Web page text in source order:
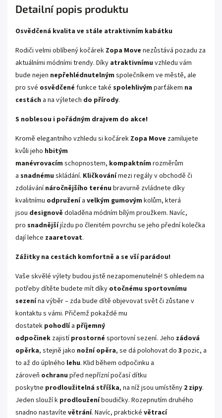
Detailní popis produktu
Osvědčená kvalita ve stále atraktivním kabátku
Rodiči velmi oblíbený kočárek Zopa Move nezůstává pozadu za
aktuálními módními trendy. Díky atraktivnímu vzhledu vám
bude nejen nepřehlédnutelným společníkem ve městě, ale
pro své osvědčené funkce také spolehlivým parťákem na
cestách a na výletech do přírody.
S noblesou i pořádným drajvem do akce!
Kromě elegantního vzhledu si kočárek Zopa Move zamilujete
kvůli jeho hbitým
manévrovacím schopnostem, kompaktním rozměrům
a snadnému skládání. Kličkovánímezi regály v obchodě či
zdolávání náročnějšího terénu bravurně zvládnete díky
kvalitnímu odpružení a velkým gumovým kolům, která
jsou designově doladěna módním bílým proužkem. Navíc,
pro snadnějšíjízdu po členitém povrchu se jeho přední kolečka
dají lehce zaaretovat.
Zážitky na cestách komfortně a se vší parádou!
Vaše skvělé výlety budou jistě nezapomenutelné! S ohledem na
potřeby dítěte budete mít díky otočnému sportovnímu
sezenína výběr – zda bude dítě objevovat svět či zůstane v
kontaktu s vámi. Přičemž pokaždé mu
dostatek pohodlí a příjemný
odpočinek zajistí prostorné sportovní sezení. Jeho zádová
opěrka, stejně jako nožní opěra, se dá polohovat do 3 pozic, a
to až do úplného lehu. Klid během odpočinku a
zároveň ochranu před nepřízní počasí dítku
poskytne prodloužitelná stříška, na níž jsou umístěny 2 zipy.
Jeden slouží k prodlouženíboudičky. Rozepnutím druhého
snadno nastavíte větrání. Navíc, praktické větrací